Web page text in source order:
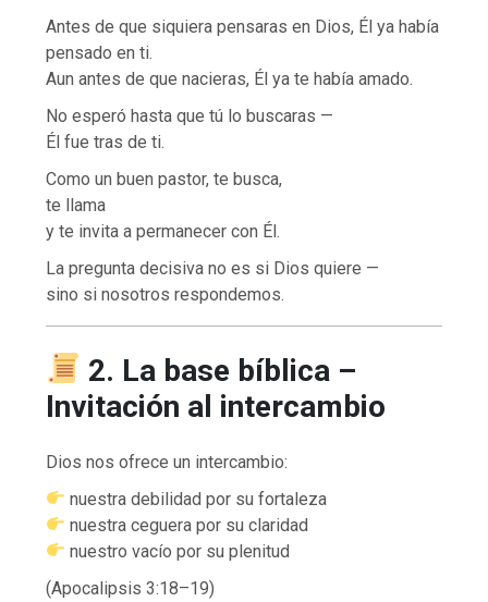
Antes de que siquiera pensaras en Dios, Él ya había
pensado en ti.
Aun antes de que nacieras, Él ya te había amado.
No esperó hasta que tú lo buscaras —
Él fue tras de ti.
Como un buen pastor, te busca,
te llama
y te invita a permanecer con Él.
La pregunta decisiva no es si Dios quiere —
sino si nosotros respondemos.
2. La base bíblica –
Invitación al intercambio
Dios nos ofrece un intercambio:
nuestra debilidad por su fortaleza
nuestra ceguera por su claridad
nuestro vacío por su plenitud
(Apocalipsis 3:18–19)